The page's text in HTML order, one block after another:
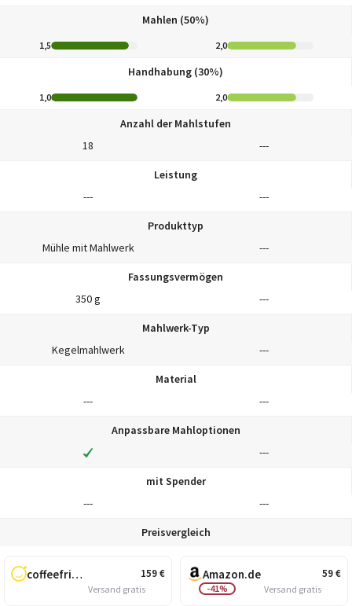
Mahlen (50%)
1,5 2,0
Handhabung (30%)
1,0 2,0
Anzahl der Mahlstufen
18
---
Leistung
---
---
Produkttyp
Mühle mit Mahlwerk
---
Fassungsvermögen
350 g
---
Mahlwerk-Typ
Kegelmahlwerk
---
Material
---
---
Anpassbare Mahloptionen
---
mit Spender
---
---
Preisvergleich
159€
coffeefriend.at
Versand gratis
59€
Amazon.de
-41% Versand gratis